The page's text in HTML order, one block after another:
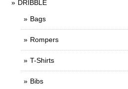
DRIBBLE
Bags
Rompers
T-Shirts
Bibs